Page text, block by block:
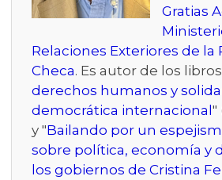
Gratias
Relaciones Exteriores de la
Checa. Es autor de los
derechos humanos y
democrática internacional"
y "Bailando por un
sobre política, economía y
los gobiernos de Cristina